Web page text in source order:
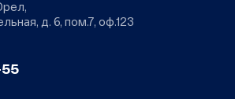
д. 6, пом.7, оф.123
55